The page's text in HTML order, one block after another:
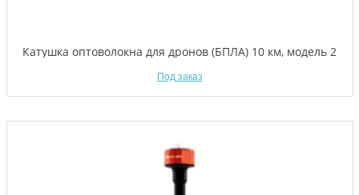
Катушка оптоволокна для дронов (БПЛА) 10 км, модель 2
Под заказ